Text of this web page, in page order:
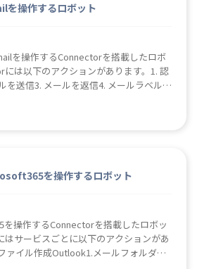
を操作するロボット
を操作するConnectorを搭載したロボ
は以下のアクションがあります。1. 認
を送信3. メールを返信4. メールラベル情
集8. すべてのメールのリスト取得9. 特
を操作するロボット
を操作するConnectorを搭載したロボッ
はサービスごとに以下のアクションがあ
ァイル作成Outlook1.メールフォルダ情